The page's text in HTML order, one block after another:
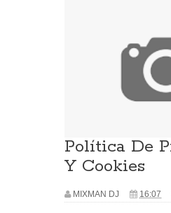
Política De
Y Cookies
MIXMAN DJ 16:07